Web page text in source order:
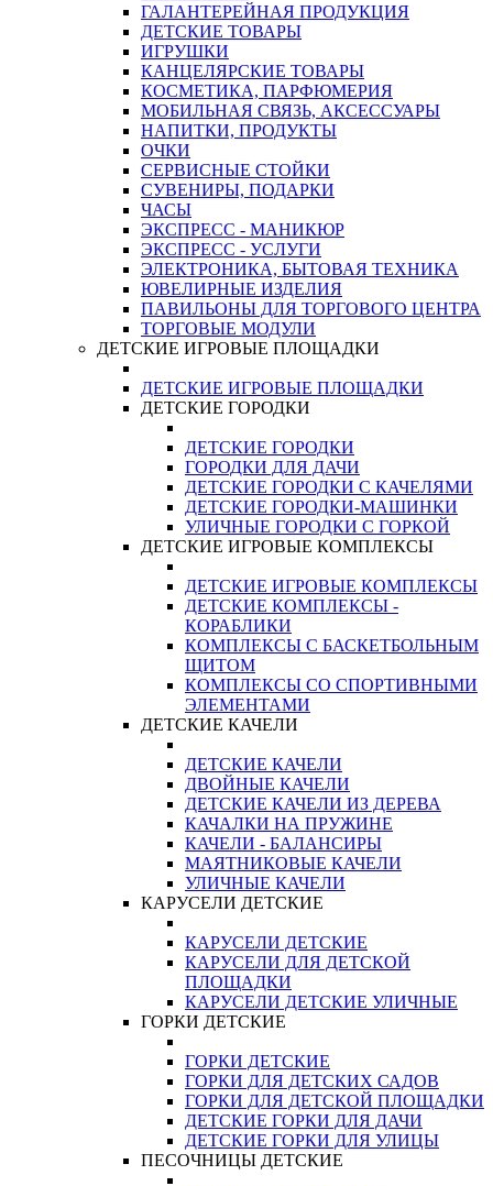
ГАЛАНТЕРЕЙНАЯ ПРОДУКЦИЯ
ДЕТСКИЕ ТОВАРЫ
ИГРУШКИ
КАНЦЕЛЯРСКИЕ ТОВАРЫ
КОСМЕТИКА, ПАРФЮМЕРИЯ
МОБИЛЬНАЯ СВЯЗЬ, АКСЕССУАРЫ
НАПИТКИ, ПРОДУКТЫ
ОЧКИ
СЕРВИСНЫЕ СТОЙКИ
СУВЕНИРЫ, ПОДАРКИ
ЧАСЫ
ЭКСПРЕСС - МАНИКЮР
ЭКСПРЕСС - УСЛУГИ
ЭЛЕКТРОНИКА, БЫТОВАЯ ТЕХНИКА
ЮВЕЛИРНЫЕ ИЗДЕЛИЯ
ПАВИЛЬОНЫ ДЛЯ ТОРГОВОГО ЦЕНТРА
ТОРГОВЫЕ МОДУЛИ
ДЕТСКИЕ ИГРОВЫЕ ПЛОЩАДКИ
ДЕТСКИЕ ИГРОВЫЕ ПЛОЩАДКИ
ДЕТСКИЕ ГОРОДКИ
ДЕТСКИЕ ГОРОДКИ
ГОРОДКИ ДЛЯ ДАЧИ
ДЕТСКИЕ ГОРОДКИ С КАЧЕЛЯМИ
ДЕТСКИЕ ГОРОДКИ-МАШИНКИ
УЛИЧНЫЕ ГОРОДКИ С ГОРКОЙ
ДЕТСКИЕ ИГРОВЫЕ КОМПЛЕКСЫ
ДЕТСКИЕ ИГРОВЫЕ КОМПЛЕКСЫ
ДЕТСКИЕ КОМПЛЕКСЫ -
КОРАБЛИКИ
КОМПЛЕКСЫ С БАСКЕТБОЛЬНЫМ
ЩИТОМ
КОМПЛЕКСЫ СО СПОРТИВНЫМИ
ЭЛЕМЕНТАМИ
ДЕТСКИЕ КАЧЕЛИ
ДЕТСКИЕ КАЧЕЛИ
ДВОЙНЫЕ КАЧЕЛИ
ДЕТСКИЕ КАЧЕЛИ ИЗ ДЕРЕВА
КАЧАЛКИ НА ПРУЖИНЕ
КАЧЕЛИ - БАЛАНСИРЫ
МАЯТНИКОВЫЕ КАЧЕЛИ
УЛИЧНЫЕ КАЧЕЛИ
КАРУСЕЛИ ДЕТСКИЕ
КАРУСЕЛИ ДЕТСКИЕ
КАРУСЕЛИ ДЛЯ ДЕТСКОЙ
ПЛОЩАДКИ
КАРУСЕЛИ ДЕТСКИЕ УЛИЧНЫЕ
ГОРКИ ДЕТСКИЕ
ГОРКИ ДЕТСКИЕ
ГОРКИ ДЛЯ ДЕТСКИХ САДОВ
ГОРКИ ДЛЯ ДЕТСКОЙ ПЛОЩАДКИ
ДЕТСКИЕ ГОРКИ ДЛЯ ДАЧИ
ДЕТСКИЕ ГОРКИ ДЛЯ УЛИЦЫ
ПЕСОЧНИЦЫ ДЕТСКИЕ